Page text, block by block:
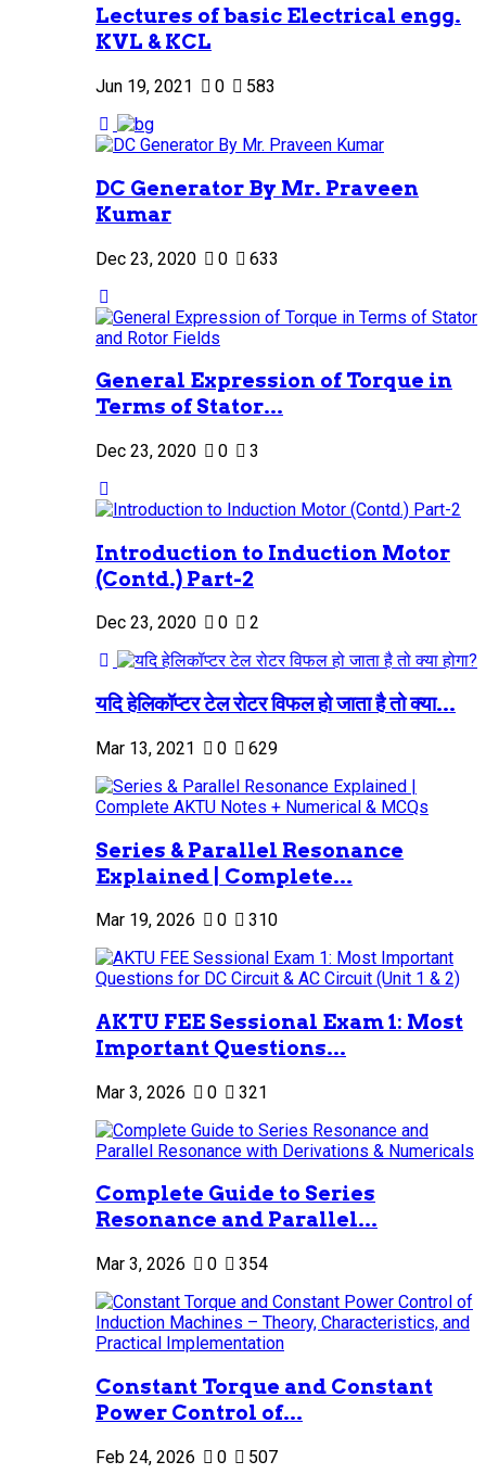
Lectures of basic Electrical engg.
KVL & KCL
Jun 19, 2021 0 583
DC Generator By Mr. Praveen
Kumar
Dec 23, 2020 0 633
General Expression of Torque in
Terms of Stator...
Dec 23, 2020 0 3
Introduction to Induction Motor
(Contd.) Part-2
Dec 23, 2020 0 2
यदि हेलिकॉप्टर टेल रोटर विफल हो जाता है तो क्या...
Mar 13, 2021 0 629
Series & Parallel Resonance
Explained | Complete...
Mar 19, 2026 0 310
AKTU FEE Sessional Exam 1: Most
Important Questions...
Mar 3, 2026 0 321
Complete Guide to Series
Resonance and Parallel...
Mar 3, 2026 0 354
Constant Torque and Constant
Power Control of...
Feb 24, 2026 0
507